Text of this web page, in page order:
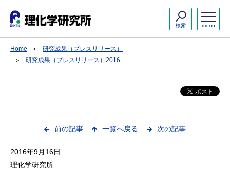
menu
検索
Home
研究成果（プレスリリース）
研究成果（プレスリリース）2016
前の記事 一覧へ戻る 次の記事
2016年9月16日
理化学研究所